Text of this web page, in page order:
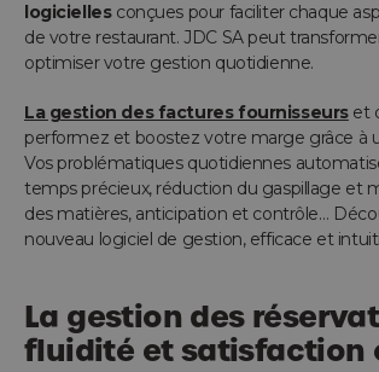
logiciellesconçues pour faciliter chaque
de votre restaurant. JDC SA peut
optimiser votre gestion quotidienne.
La gestion des factures fournisseurset
performez et boostez votre marge grâce à
Vos problématiques quotidiennes
temps précieux, réduction du gaspillage et
des matières, anticipation et contrôle…
nouveau logiciel de gestion, efficace et
La gestion des
fluidité et satisfaction